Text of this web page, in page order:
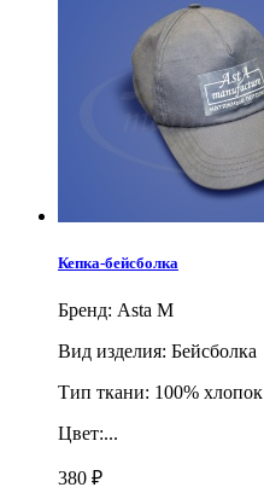
Кепка-бейсболка
Бренд: Asta M
Вид изделия: Бейсболка
Тип ткани: 100% хлопок
Цвет:...
380 ₽